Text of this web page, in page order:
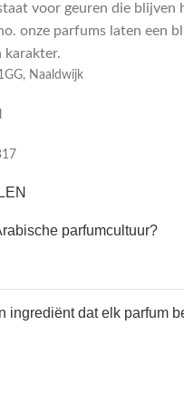
voor geuren die blijven
onze parfums laten een
karakter.
Naaldwijk
parfumcultuur?
ingrediënt dat elk parfum